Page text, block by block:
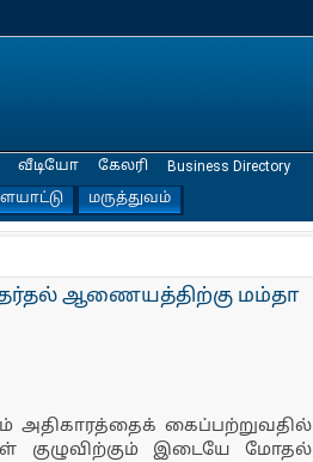
மருத்துவம்
வீடியோ கேலரி Business Directory
ஆணையத்திற்கு மம்தா
அதிகாரத்தைக் கைப்பற்றுவதில்
குழுவிற்கும் இடையே மோதல்